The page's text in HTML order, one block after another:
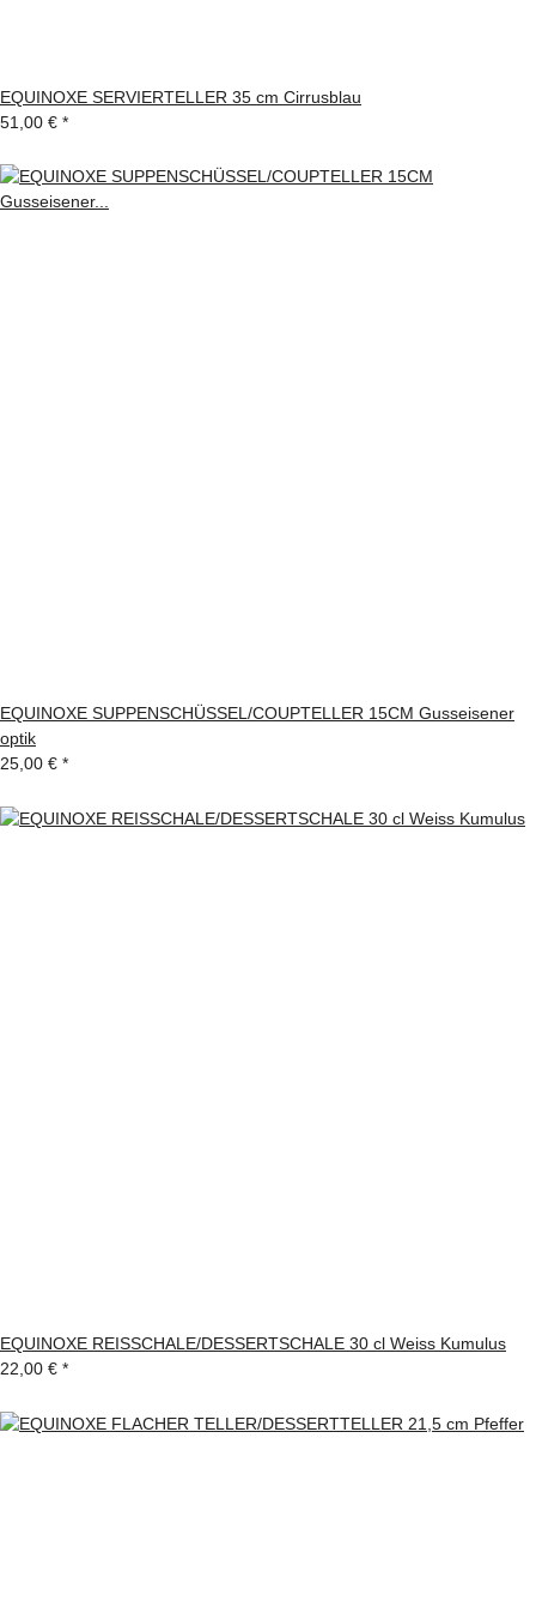
EQUINOXE SERVIERTELLER 35 cm Cirrusblau
51,00 € *
EQUINOXE SUPPENSCHÜSSEL/COUPTELLER 15CM Gusseisener
optik
25,00 € *
EQUINOXE REISSCHALE/DESSERTSCHALE 30 cl Weiss Kumulus
22,00 € *